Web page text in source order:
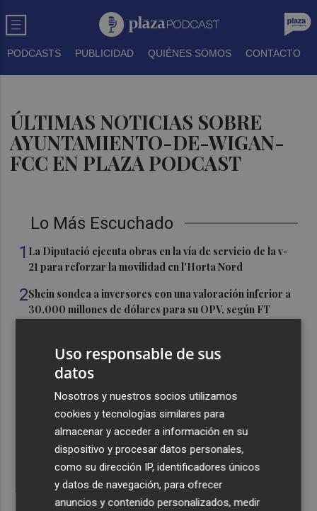
PODCASTS PUBLICIDAD QUIÉNES SOMOS CONTACTO
ÚLTIMAS NOTICIAS SOBRE
AYUNTAMIENTO-DE-WIGAN-
FCC EN PLAZA PODCAST
Lo Más Escuchado
1 La Diputació ejecuta obras en la vía de servicio de la v-
21 para reforzar la movilidad en l'Horta Nord
2Shein sondea a inversores con una valoración inferior a
30.000 millones de dólares para su OPV, según FT
accionista de ACS y eleva su participación al 15%
La Femp se coordina con los gobiernos locales para el
eclipse solar del 12 de agosto
El incendio del Cerro Maestre de Jumilla activa el Plan
Infomur en situación 1
Uso responsable de sus
datos
Nosotros y nuestros socios utilizamos
cookies y tecnologías similares para
almacenar y acceder a información en su
dispositivo y procesar datos personales,
como su dirección IP, identificadores únicos
y datos de navegación, para ofrecer
anuncios y contenido personalizados, medir